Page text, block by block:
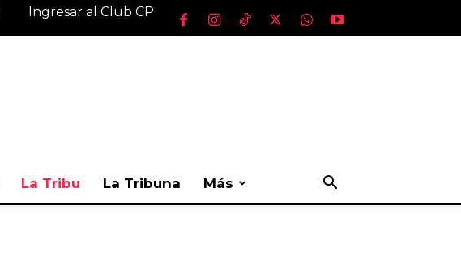
Ingresar al Club CP
La Tribu La Tribuna Más